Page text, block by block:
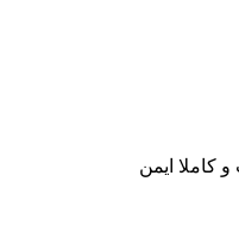
کاملا ایمن